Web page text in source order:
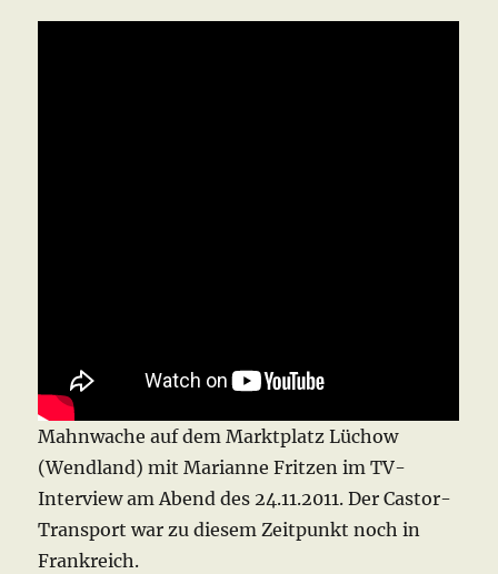
Mahnwache auf dem Marktplatz Lüchow
(Wendland) mit Marianne Fritzen im TV-
Interview am Abend des 24.11.2011. Der Castor-
Transport war zu diesem Zeitpunkt noch in
Frankreich.